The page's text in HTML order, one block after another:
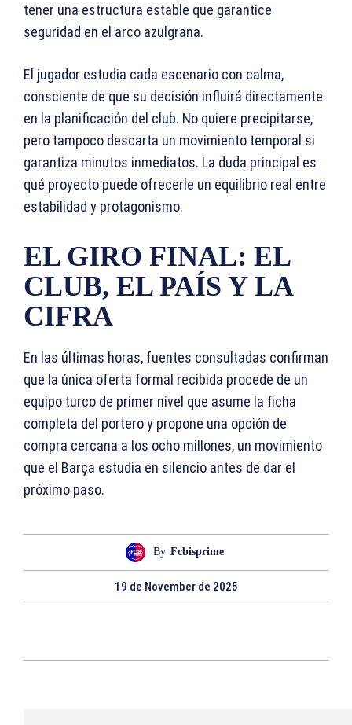
tener una estructura estable que garantice
seguridad en el arco azulgrana.
El jugador estudia cada escenario con calma,
consciente de que su decisión influirá directamente
en la planificación del club. No quiere precipitarse,
pero tampoco descarta un movimiento temporal si
garantiza minutos inmediatos. La duda principal es
qué proyecto puede ofrecerle un equilibrio real entre
estabilidad y protagonismo.
EL GIRO FINAL: EL
CLUB, EL PAÍS Y LA
CIFRA
En las últimas horas, fuentes consultadas confirman
que la única oferta formal recibida procede de un
equipo turco de primer nivel que asume la ficha
completa del portero y propone una opción de
compra cercana a los ocho millones, un movimiento
que el Barça estudia en silencio antes de dar el
próximo paso.
By Fcbisprime
19 de November de 2025